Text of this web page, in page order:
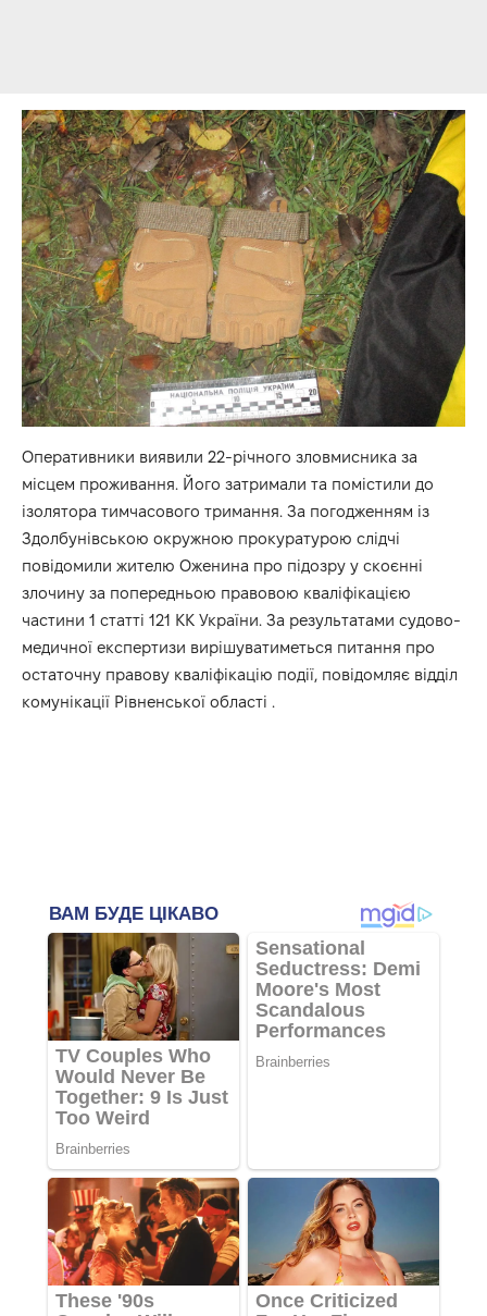
Оперативники виявили 22-річного зловмисника за
місцем проживання. Його затримали та помістили до
ізолятора тимчасового тримання. За погодженням із
Здолбунівською окружною прокуратурою слідчі
повідомили жителю Оженина про підозру у скоєнні
злочину за попередньою правовою кваліфікацією
частини 1 статті 121 КК України. За результатами судово-
медичної експертизи вирішуватиметься питання про
остаточну правову кваліфікацію події, повідомляє відділ
комунікації Рівненської області .